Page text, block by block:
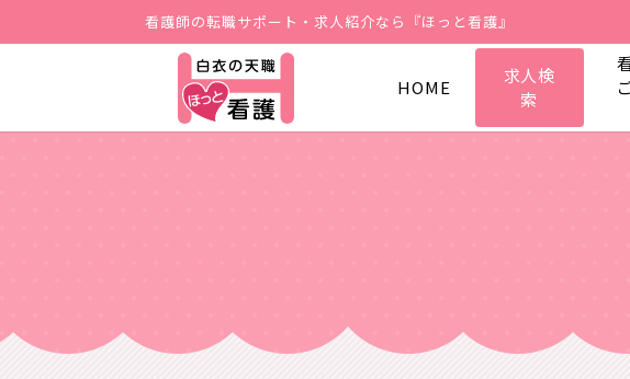
看護師の転職サポート・求人紹介なら『ほっと看護』
HOME
求人検
索